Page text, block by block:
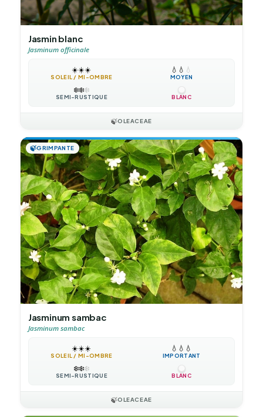
Jasmin blanc
Jasminum officinale
☀️☀️☀️
SOLEIL / MI-OMBRE
💧 💧 💧
MOYEN
❄️❄️❄️
SEMI-RUSTIQUE BLANC
🍃OLEACEAE
🍃GRIMPANTE
Jasminum sambac
Jasminum sambac
☀️☀️☀️
SOLEIL / MI-OMBRE
💧 💧 💧
IMPORTANT
❄️❄️❄️
SEMI-RUSTIQUE BLANC
🍃OLEACEAE